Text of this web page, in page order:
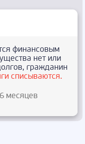
финансовым
нет или
гражданин
списываются.
месяцев